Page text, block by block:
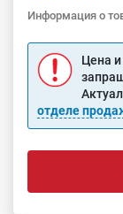
Информация о
Цена и
отделе